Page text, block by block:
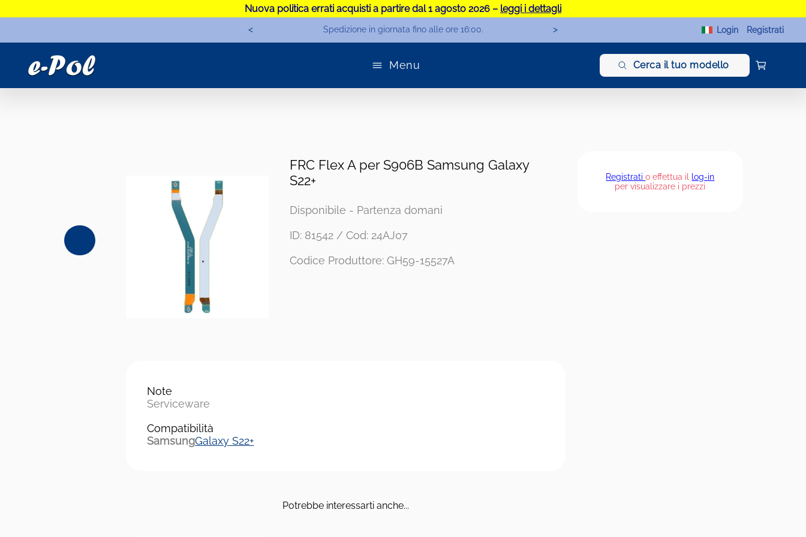
Nuova politica errati acquisti a partire dal 1 agosto 2026 – leggi i dettagli
<
Spedizione in giornata fino alle ore 16:00. > Login Registrati
Menu Cerca il tuo modello
FRC Flex A per S906B Samsung Galaxy
S22+
Disponibile - Partenza domani
ID: 81542 / Cod: 24AJ07
Codice Produttore: GH59-15527A
Note
Serviceware
Compatibilità
SamsungGalaxy S22+
Potrebbe interessarti anche...
Registratio effettua il
log-in
per visualizzare i prezzi